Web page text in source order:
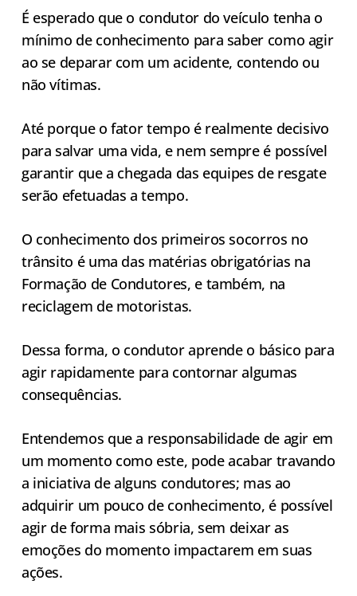
É esperado que o condutor do veículo tenha o
mínimo de conhecimento para saber como agir
ao se deparar com um acidente, contendo ou
não vítimas.
Até porque o fator tempo é realmente decisivo
para salvar uma vida, e nem sempre é possível
garantir que a chegada das equipes de resgate
serão efetuadas a tempo.
O conhecimento dos primeiros socorros no
trânsito é uma das matérias obrigatórias na
Formação de Condutores, e também, na
reciclagem de motoristas.
Dessa forma, o condutor aprende o básico para
agir rapidamente para contornar algumas
consequências.
Entendemos que a responsabilidade de agir em
um momento como este, pode acabar travando
a iniciativa de alguns condutores; mas ao
adquirir um pouco de conhecimento, é possível
agir de forma mais sóbria, sem deixar as
emoções do momento impactarem em suas
ações.